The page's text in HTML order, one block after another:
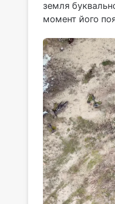
земля
момент його